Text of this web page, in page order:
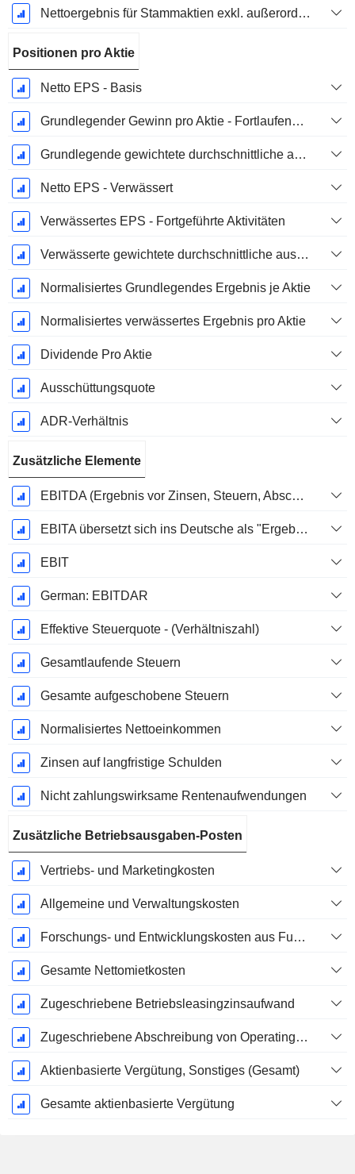
Nettoergebnis für Stammaktien exkl. außerordentliche Posten
Positionen pro Aktie
Netto EPS - Basis
Grundlegender Gewinn pro Aktie - Fortlaufende Geschäftstätigkeit
Grundlegende gewichtete durchschnittliche ausstehende Aktien
Netto EPS - Verwässert
Verwässertes EPS - Fortgeführte Aktivitäten
Verwässerte gewichtete durchschnittliche ausstehende Aktien
Normalisiertes Grundlegendes Ergebnis je Aktie
Normalisiertes verwässertes Ergebnis pro Aktie
Dividende Pro Aktie
Ausschüttungsquote
ADR-Verhältnis
Zusätzliche Elemente
EBITDA (Ergebnis vor Zinsen, Steuern, Abschreibungen auf immaterielle Vermögenswerte und Sachanlagen)
EBITA übersetzt sich ins Deutsche als "Ergebnis vor Zinsen, Steuern und Abschreibungen".
EBIT
German: EBITDAR
Effektive Steuerquote - (Verhältniszahl)
Gesamtlaufende Steuern
Gesamte aufgeschobene Steuern
Normalisiertes Nettoeinkommen
Zinsen auf langfristige Schulden
Nicht zahlungswirksame Rentenaufwendungen
Zusätzliche Betriebsausgaben-Posten
Vertriebs- und Marketingkosten
Allgemeine und Verwaltungskosten
Forschungs- und Entwicklungskosten aus Fußnoten
Gesamte Nettomietkosten
Zugeschriebene Betriebsleasingzinsaufwand
Zugeschriebene Abschreibung von Operating-Leasingverträgen
Aktienbasierte Vergütung, Sonstiges (Gesamt)
Gesamte aktienbasierte Vergütung